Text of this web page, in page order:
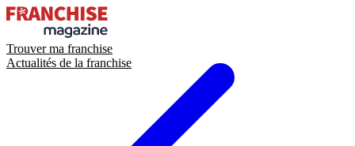
Trouver ma franchise
Actualités de la franchise